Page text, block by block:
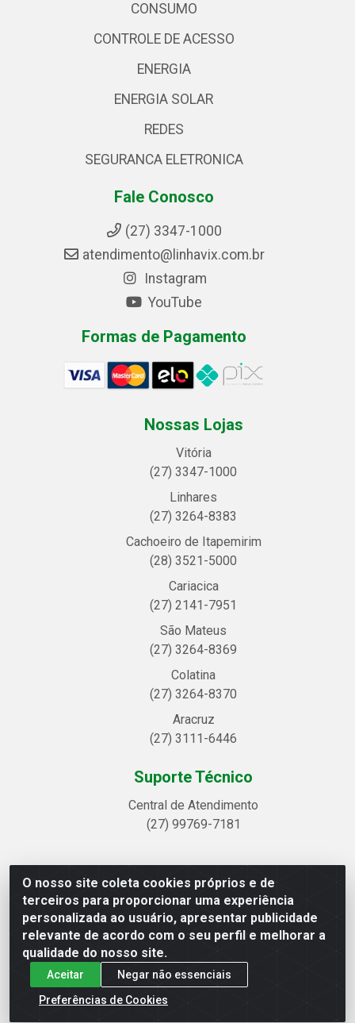
O nosso site coleta cookies próprios e de
terceiros para proporcionar uma experiência
personalizada ao usuário, apresentar publicidade
relevante de acordo com o seu perfil e melhorar a
qualidade do nosso site.
Aceitar
Negar não essenciais
Preferências de Cookies
CONSUMO
CONTROLE DE ACESSO
ENERGIA
ENERGIA SOLAR
REDES
SEGURANCA ELETRONICA
Fale Conosco
(27) 3347-1000
atendimento@linhavix.com.br
Instagram
YouTube
Formas de Pagamento
Nossas Lojas
Vitória
(27) 3347-1000
Linhares
(27) 3264-8383
Cachoeiro de Itapemirim
(28) 3521-5000
Cariacica
(27) 2141-7951
São Mateus
(27) 3264-8369
Colatina
(27) 3264-8370
Aracruz
(27) 3111-6446
Suporte Técnico
Central de Atendimento
(27) 99769-7181
Linhavix Distribuidora LTDA - Avenida Alegre, 2521 -
Quadra314 Lote 05 e 07 - Shell, Linhares/ES - CEP
29.901-605 - CNPJ 20.857.514/0001-75